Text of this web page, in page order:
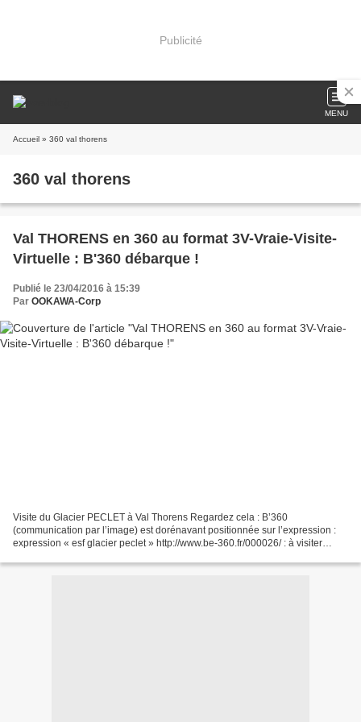
Publicité
MENU
Accueil » 360 val thorens
360 val thorens
Val THORENS en 360 au format 3V-Vraie-Visite-
Virtuelle : B'360 débarque !
Publié le 23/04/2016 à 15:39
Par OOKAWA-Corp
Visite du Glacier PECLET à Val Thorens Regardez cela : B’360
(communication par l’image) est dorénavant positionnée sur l’expression :
expression « esf glacier peclet » http://www.be-360.fr/000026/ : à visiter